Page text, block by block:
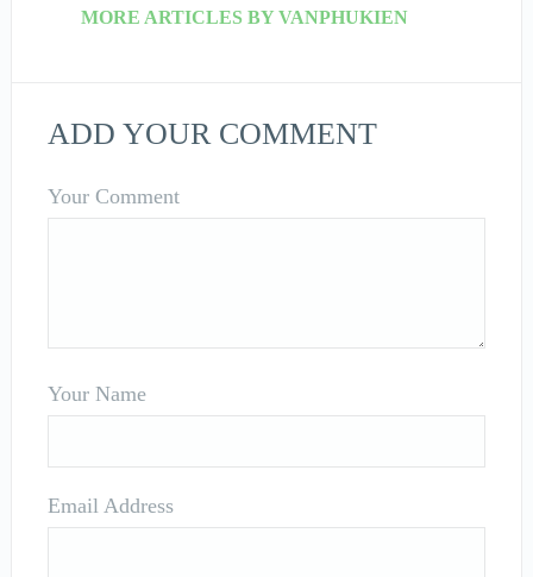
MORE ARTICLES BY VANPHUKIEN
ADD YOUR COMMENT
Your Comment
Your Name
Email Address